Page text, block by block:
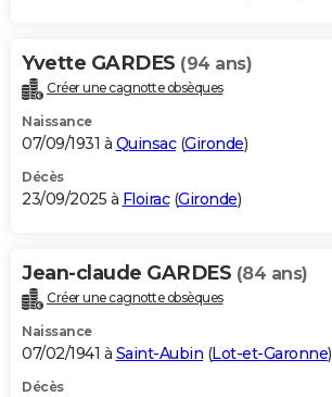
Yvette GARDES (94 ans)
Créer une cagnotte obsèques
Naissance
07/09/1931 à Quinsac(Gironde)
Décès
23/09/2025 à Floirac(Gironde)
Jean-claude GARDES (84 ans)
Créer une cagnotte obsèques
Naissance
07/02/1941 à Saint-Aubin (Lot-et-Garonne)
Décès